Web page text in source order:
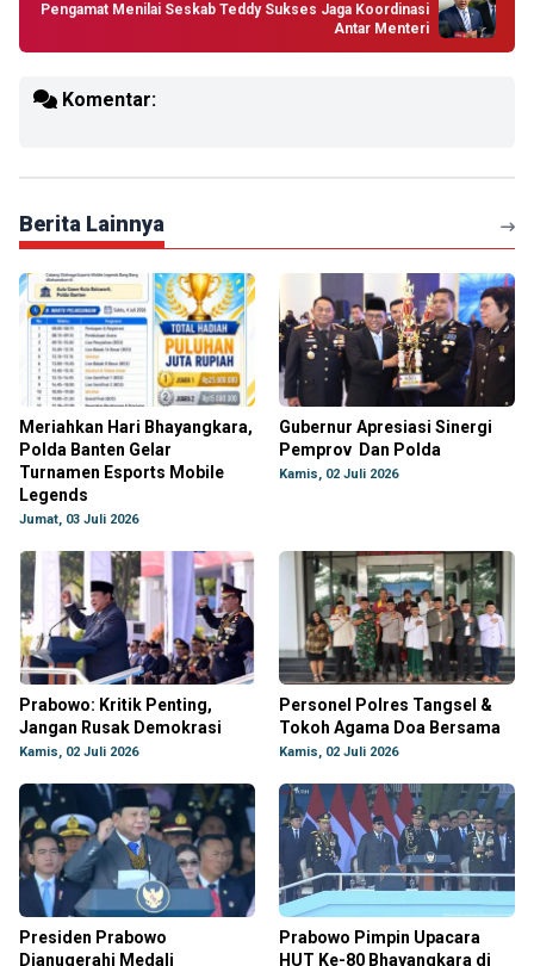
Pengamat Menilai Seskab Teddy Sukses Jaga Koordinasi
Antar Menteri
Komentar:
Berita Lainnya
Meriahkan Hari Bhayangkara,
Polda Banten Gelar
Turnamen Esports Mobile
Legends
Jumat, 03 Juli 2026
Gubernur Apresiasi Sinergi
Pemprov Dan Polda
Kamis, 02 Juli 2026
Prabowo: Kritik Penting,
Jangan Rusak Demokrasi
Kamis, 02 Juli 2026
Personel Polres Tangsel &
Tokoh Agama Doa Bersama
Kamis, 02 Juli 2026
Presiden Prabowo
Dianugerahi Medali
Prabowo Pimpin Upacara
HUT Ke-80 Bhayangkara di